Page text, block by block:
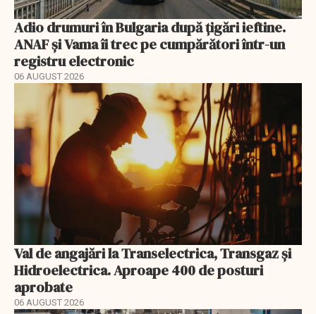
Adio drumuri în Bulgaria după țigări ieftine.
ANAF și Vama îi trec pe cumpărători într-un
registru electronic
06 AUGUST 2026
Val de angajări la Transelectrica, Transgaz și
Hidroelectrica. Aproape 400 de posturi
aprobate
06 AUGUST 2026